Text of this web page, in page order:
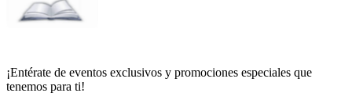
¡Entérate de eventos exclusivos y promociones especiales que
tenemos para ti!